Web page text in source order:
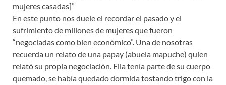
mujeres casadas]”
En este punto nos duele el recordar el pasado y el
sufrimiento de millones de mujeres que fueron
“negociadas como bien económico”. Una de nosotras
recuerda un relato de una papay (abuela mapuche) quien
relató su propia negociación. Ella tenía parte de su cuerpo
quemado, se había quedado dormida tostando trigo con la